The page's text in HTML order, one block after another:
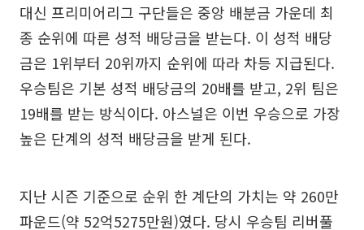
대신 프리미어리그 구단들은 중앙 배분금 가운데 최
종 순위에 따른 성적 배당금을 받는다. 이 성적 배당
금은 1위부터 20위까지 순위에 따라 차등 지급된다.
우승팀은 기본 성적 배당금의 20배를 받고, 2위 팀은
19배를 받는 방식이다. 아스널은 이번 우승으로 가장
높은 단계의 성적 배당금을 받게 된다.
지난 시즌 기준으로 순위 한 계단의 가치는 약 260만
파운드(약 52억5275만원)였다. 당시 우승팀 리버풀